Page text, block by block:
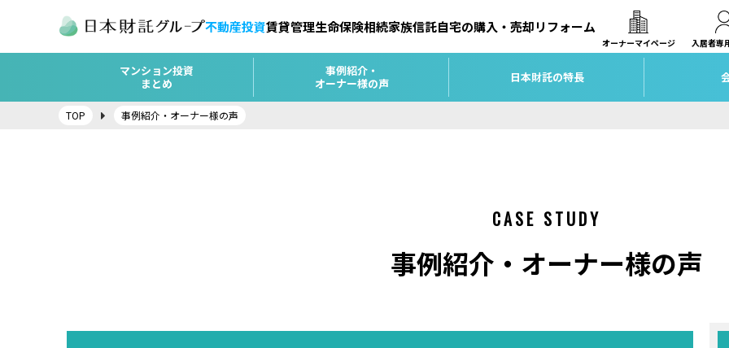
不動産投資賃貸管理生命保険相続家族信託自宅の購入・売却リフォーム
オーナーマイページ 入居者専
マンション投資
まとめ
事例紹介・
オーナー様の声
日本財託の特長
TOP 事例紹介・オーナー様の声
CASE STUDY
事例紹介・オーナー様の声